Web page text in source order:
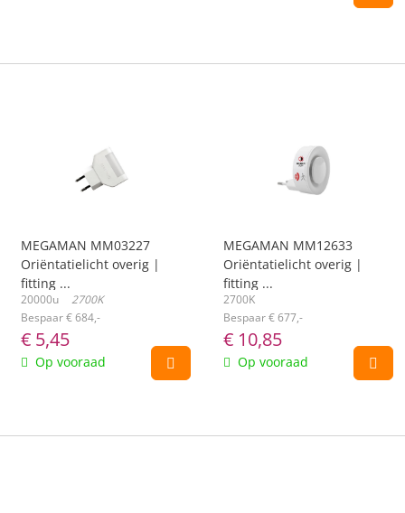
MEGAMAN MM03227
Oriëntatielicht overig |
fitting ...
20000u
2700K
Bespaar € 684,-
€ 5,45
Op vooraad
MEGAMAN MM12633
Oriëntatielicht overig |
fitting ...
2700K
Bespaar € 677,-
€ 10,85
Op vooraad